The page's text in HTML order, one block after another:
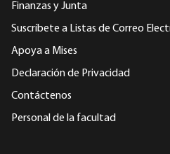
Finanzas y Junta
Suscríbete a Listas de Correo
Apoya a Mises
Declaración de Privacidad
Contáctenos
Personal de la facultad